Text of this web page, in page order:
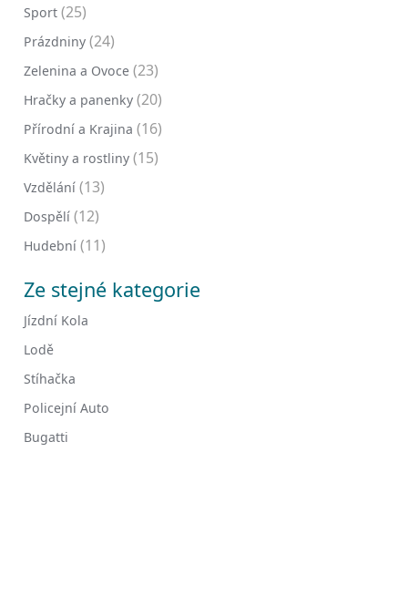
Sport (25)
Prázdniny (24)
Zelenina a Ovoce (23)
Hračky a panenky (20)
Přírodní a Krajina (16)
Květiny a rostliny (15)
Vzdělání (13)
Dospělí (12)
Hudební (11)
Ze stejné kategorie
Jízdní Kola
Lodě
Stíhačka
Policejní Auto
Bugatti